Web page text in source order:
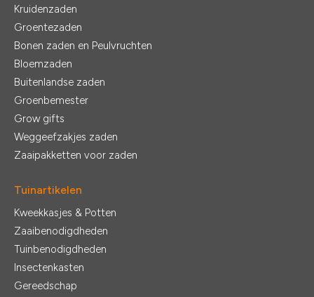
Kruidenzaden
Groentezaden
Bonen zaden en Peulvruchten
Bloemzaden
Buitenlandse zaden
Groenbemester
Grow gifts
Weggeefzakjes zaden
Zaaipakketten voor zaden
Tuinartikelen
Kweekkasjes & Potten
Zaaibenodigdheden
Tuinbenodigdheden
Insectenkasten
Gereedschap